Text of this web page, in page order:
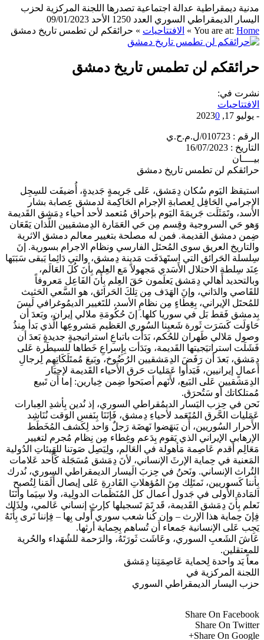
مدنية ديمقراطية عدالة اجتماعية تصدرها اللجنة المركزية لحزب
اليسار الديمقراطي السوري العدد 1250 الأحد 09/01/2023
You are at: Home
» الافتتاحيات » حرائقكم لن تطمس تاريخ دمشق
حرائقكم لن تطمس تاريخ دمشق
نشرت في:
الافتتاحيات
- يوليو 17, 2023 0
الرقم : 010723/ل.م.ح.ي
التاريخ : 16/07/2023
بيــــان
حرائقكم لن تطمس تاريخ دمشق
استيقظ اليَوم سُكان دِمَشق، عَلى جَريمةٍ جَديدةٍ، أُضيفَت للسِجِل
الإجرامي الحَافِل لِعصابةِ الإجرام الحَاكِمة لدمشق عِصابة بشار
الأسد، وتَمَثَلَت جَريمَةَ اليَوم بإحراق مُتعمد لأحد أحياء دِمَشق القَديمة
وَهو حَي السروجية وقِسم مِن حَي العَمَارة الدِمشقيين اللّذان يَقَعَان
ضِمن دمشق القديمة. فمن له مصلحة بتغيير معالم دمشق الاثرية
والتاريخ العريق سوى المُحتَل الفارسي ونظام الاجرام بسورية. إنَ
سِلسلة الحَرائق التي استَهدَفَت مَدينة دِمشق، والتي دَائِما يَبقى سَبَبَها
عِنَد سِلطة الاحتلال الأَسَدي مَجهولاً مَع العِلم بِأنَ كُلَ العَالَم،
وبالتحديد أَهالي دِمَشق يَعلَمون حَقَ العِلم بِأَنَ الفَاعِل مَعروفاً
للقَاصي والدَاني، وإنَ الهَدَف مِن تِلكَ الحَرائق، هو السَّعي الحَثيث
للمُحتَل الإيراني، بِغِطَاءٍ مِن نظامِ الأسد، للتَغيير الديمُوغرافي لَيسَ
بِدمشق فَقط بَل في سوريا كلها. إنَ حُكُومَةِ ملالي إيران، وبَعدَ أن
حَاوَلَت كَسَرَت ثَورة شَعبِنا السُوري العَظيم مَشروعِها الَّذي بَدأ مِنذُ
وصول مَلالي طَهران للحُكم، بَدَأَت باتباعِ استراتيجيةٍ جديدةٍ بَعدَ أن
فَشَلَت استراتيَجيتها القَديمة، وبَدَأت بِإِسراعِ خَطاها للسيطَرة عَلى
دِمَشق، بَعدَ أن رَفَضَ الدِمَشقيين الرُضُوخ، وبَيعَ مُمتَلَكَاتِهِم لِرجالِ
أعمالٍ إيرانيين، فَبَدأوا عَمَليات حَرق الأَحياء القَديمة لإجبَار
الدِمَشقيين عَلى البَيع، لأَنَهم أصبَحوا ضِمن خِيارين: إما أَن تَبيع
مُمتلكاتك أو سَتُحرَق.
نَحن في حِزب اليَسار الديمُقراطي السوري، إذ نُدين بِأشدِ العِبارات
عَمَليات الحَّرق المُتَعَمد لأحياءِ دِمشق، فَإنَنَا بِنَفس الوَقت نُنَاشِد
الأَحرار السُوريين، أَن يَنهَضوا نَهضَة رَجلٌ وَاحد لِكَشف المُخَطَط
الإرهابي الإيراني الذي يَقوم بِدَعم وغِطاء مِن نِظام مُجرم لتغيير
مَعَالِم أقدم عَاصِمة مَأهولة في العَالم، ولِيَصِل صَوتنا للهَيئاتِ الدُولية
المَعنية في حِماية الإرثَ الإنساني، لأنَ دِمَشق مُسَجَلة كَأحد عَلامات
التُراث الإنساني. ونَحنُ في حِزبَ الَيسار الديمقراطي السوري، نُدرك
بِأننا كَسوريين، نَمتَلِك مِنَ المُؤهلاتِ القَادرةِ عَلى إيصال أَلَمَنا لِتُصبح
المَادة الأُولى في جَدول أعمال كل المُنَظَمات الدولِية، ولا سِيَما وأنَنَا
نَعلم بِأَنَ دِمَشق القَديمة، قَد تَمَ تَسجيلها كإرثٍ إنساني عَالمي، ولِذَلِك
فِإنَ حِماية هذا الإرث – وإن كُنا شعب سوري أَولى بِها – فِإننا نَرى بِأَنَهُ
يَجِب عَلى الإنسانية جَمعاء أَن تُساهم بِحِماية أرثها.
عَاشَ الشَعبِ السوري، وعَاشَت ثَورَتَهُ، والرَحمة للشُهَداء والحُرية
للمعتقلين.
معاً يَد واحدة لِحماية عَاصِمَتِنا دِمَشق
اللجنة المركزية في
حزب اليسار الديمقراطي السوري
Share On Facebook
Share On Twitter
Share On Google+